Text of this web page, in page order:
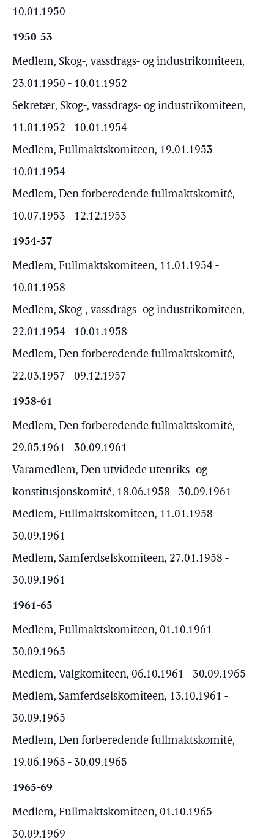
10.01.1950
1950-53
Medlem, Skog-, vassdrags- og industrikomiteen,
23.01.1950 - 10.01.1952
Sekretær, Skog-, vassdrags- og industrikomiteen,
11.01.1952 - 10.01.1954
Medlem, Fullmaktskomiteen, 19.01.1953 -
10.01.1954
Medlem, Den forberedende fullmaktskomité,
10.07.1953 - 12.12.1953
1954-57
Medlem, Fullmaktskomiteen, 11.01.1954 -
10.01.1958
Medlem, Skog-, vassdrags- og industrikomiteen,
22.01.1954 - 10.01.1958
Medlem, Den forberedende fullmaktskomité,
22.03.1957 - 09.12.1957
1958-61
Medlem, Den forberedende fullmaktskomité,
29.05.1961 - 30.09.1961
Varamedlem, Den utvidede utenriks- og
konstitusjonskomité, 18.06.1958 - 30.09.1961
Medlem, Fullmaktskomiteen, 11.01.1958 -
30.09.1961
Medlem, Samferdselskomiteen, 27.01.1958 -
30.09.1961
1961-65
Medlem, Fullmaktskomiteen, 01.10.1961 -
30.09.1965
Medlem, Valgkomiteen, 06.10.1961 - 30.09.1965
Medlem, Samferdselskomiteen, 13.10.1961 -
30.09.1965
Medlem, Den forberedende fullmaktskomité,
19.06.1965 - 30.09.1965
1965-69
Medlem, Fullmaktskomiteen, 01.10.1965 -
30.09.1969